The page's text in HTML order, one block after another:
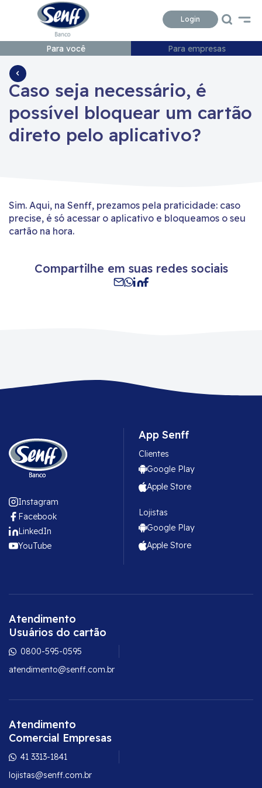
Login
Para você Para empresas
Caso seja necessário, é
possível bloquear um cartão
direto pelo aplicativo?
Sim. Aqui, na Senff, prezamos pela praticidade: caso
precise, é só acessar o aplicativo e bloqueamos o seu
cartão na hora.
Compartilhe em suas redes sociais
App Senff
Clientes
Google Play
Apple Store
Lojistas
Google Play
Apple Store
Instagram
Facebook
LinkedIn
YouTube
Atendimento
Usuários do cartão
0800-595-0595
atendimento@senff.com.br
Atendimento
Comercial Empresas
41 3313-1841
lojistas@senff.com.br